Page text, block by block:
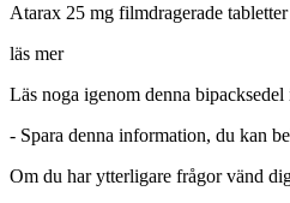
Atarax 25 mg filmdragerade tabletter
läs mer
Läs noga igenom denna
- Spara denna information, du kan
Om du har ytterligare frågor vänd